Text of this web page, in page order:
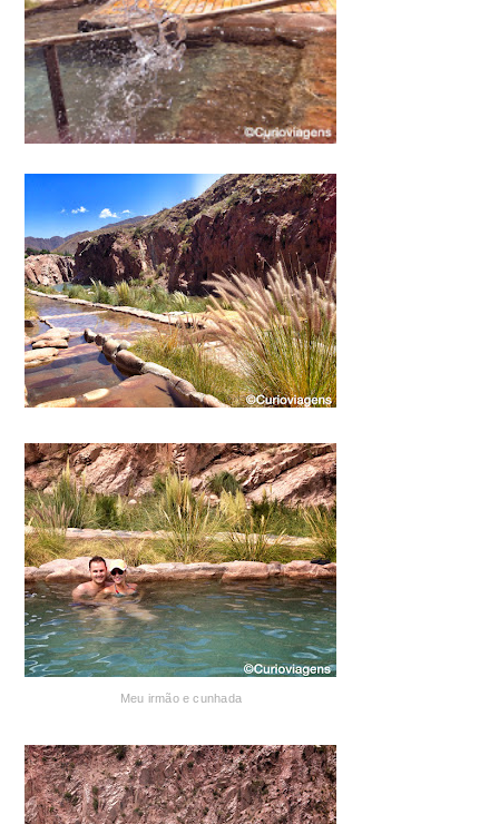
Meu irmão e cunhada